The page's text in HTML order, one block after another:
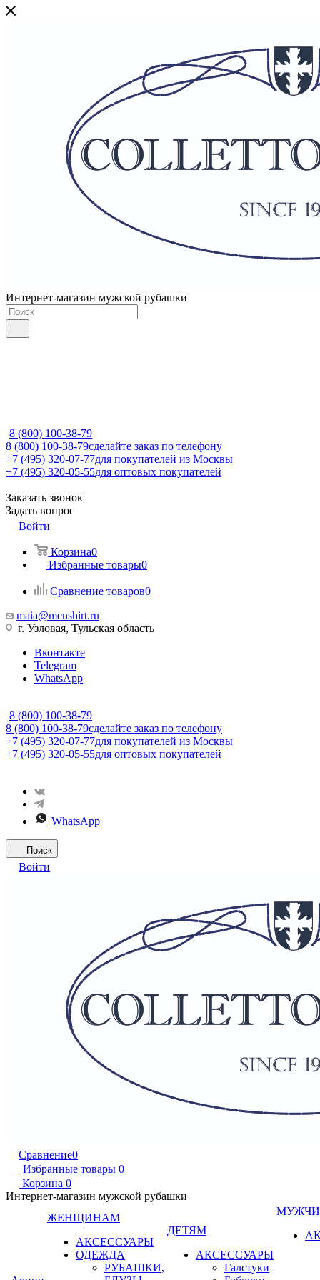
Интернет-магазин мужской рубашки
8 (800) 100-38-79
8 (800) 100-38-79сделайте заказ по телефону
+7 (495) 320-07-77для покупателей из Москвы
+7 (495) 320-05-55для оптовых покупателей
Заказать звонок
Задать вопрос
Войти
Корзина0
Избранные товары0
Сравнение товаров0
maia@menshirt.ru
г. Узловая, Тульская область
Вконтакте
Telegram
WhatsApp
8 (800) 100-38-79
8 (800) 100-38-79сделайте заказ по телефону
+7 (495) 320-07-77для покупателей из Москвы
+7 (495) 320-05-55для оптовых покупателей
WhatsApp
Поиск
Войти
Сравнение0
Избранные товары 0
Корзина 0
Интернет-магазин мужской рубашки
ЖЕНЩИНАМ
АКСЕССУАРЫ
ОДЕЖДА
РУБАШКИ,
ДЕТЯМ
АКСЕССУАРЫ
Галстуки